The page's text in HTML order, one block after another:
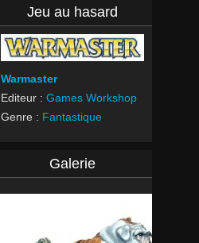
Jeu au hasard
Warmaster
Editeur : Games Workshop
Genre : Fantastique
Galerie